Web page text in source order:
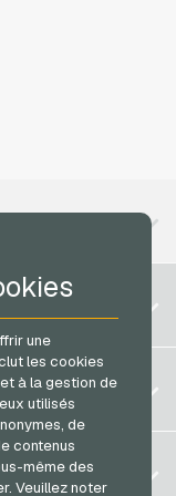
une
les cookies
à la gestion de
utilisés
de
contenus
même des
Veuillez noter